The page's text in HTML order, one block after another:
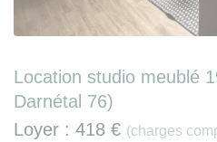
Location studio meublé
Darnétal 76)
Loyer : 418 € (charges